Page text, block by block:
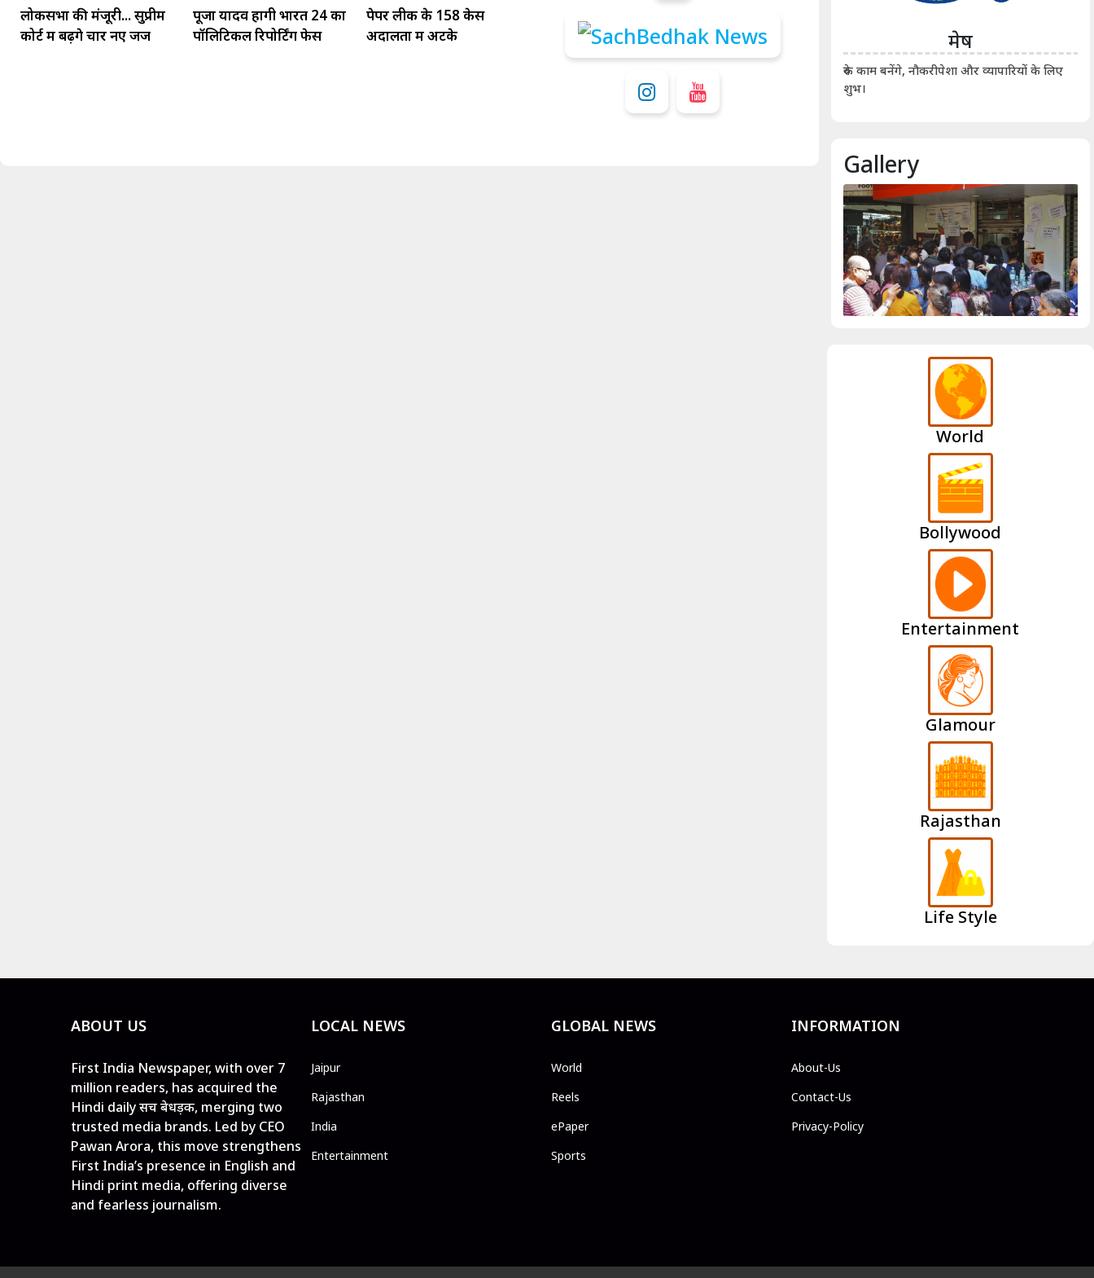
लोकसभा की मंजूरी... सुप्रीम
कोर्ट में बढ़ेंगे चार नए जज
पूजा यादव होंगी भारत 24 का
पॉलिटिकल रिपोर्टिंग फेस
पेपर लीक के 158 केस
अदालतों में अटके
धनु
मकर
सुखद पलों की प्राप्ति होगी। फिजूल के खर्चे बढ़ेंगे,
कुंभ
धनलाभ के अवसरों में वृद्धि के साथ अपनी योजनाओंसंभलकर रहे, जल्दबाजी नहीं दिखाए। कानूनी वाद-
विवादों से बचे।
मेष
रुके काम बनेंगे, नौकरीपेशा और व्यापारियों के लिए
शुभ।
Gallery
World
Bollywood
Entertainment
Glamour
Rajasthan
Life Style
ABOUT US
First India Newspaper, with over 7
million readers, has acquired the
Hindi daily सच बेधड़क, merging two
trusted media brands. Led by CEO
Pawan Arora, this move strengthens
First India’s presence in English and
Hindi print media, offering diverse
and fearless journalism.
LOCAL NEWS
Jaipur
Rajasthan
India
Entertainment
GLOBAL NEWS
World
Reels
ePaper
Sports
INFORMATION
About-Us
Contact-Us
Privacy-Policy